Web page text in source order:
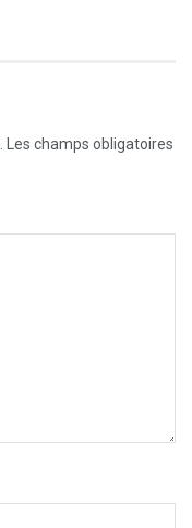
Les champs obligatoires